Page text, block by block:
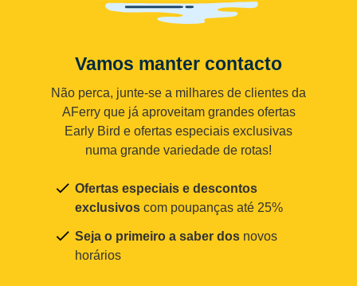
Vamos manter contacto
Não perca, junte-se a milhares de clientes da
AFerry que já aproveitam grandes ofertas
Early Bird e ofertas especiais exclusivas
numa grande variedade de rotas!
Ofertas especiais e descontos
exclusivos com poupanças até 25%
Seja o primeiro a saber dos novos
horários